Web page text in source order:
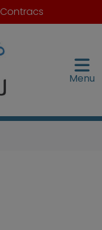
Contracs
Menu